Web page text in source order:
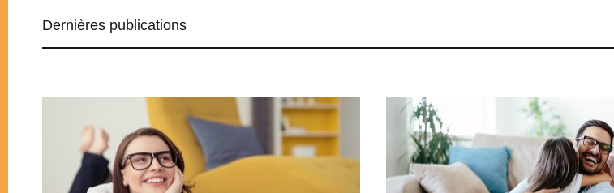
Dernières publications